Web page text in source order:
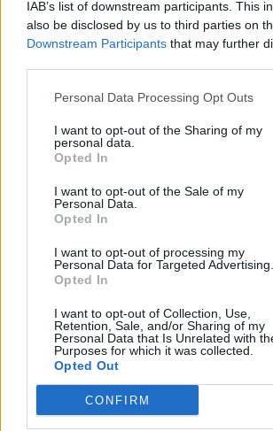
IAB’s list of downstream participants. This
also be disclosed by us to third parties on
Downstream Participants that may further
Personal Data Processing Opt Outs
I want to opt-out of the Sharing of my
personal data.
Opted In
I want to opt-out of the Sale of my
Personal Data.
Opted In
I want to opt-out of processing my
Personal Data for Targeted Advertising.
Opted In
I want to opt-out of Collection, Use,
Retention, Sale, and/or Sharing of my
Personal Data that Is Unrelated with
Purposes for which it was collected.
Opted Out
CONFIRM
Αντί να εξετάζετε κάτι στο μυαλό
μπορείτε να αρχίσετε να κάνετε τα
βήματα για να επιλύσετε την
Αποσπάστε την προσοχή σας
Αντί να κάθεστε και να σκέφτεστε
διαρκώς, προσπαθήστε ναστρέψετε
αλλού. Ο εγκέφαλός σας μπορεί
καλύτερους τρόπους για να
στο παρασκήνιο, ενώ αποσπάτε την
μια δραστηριότητα.
Κάνοντας μία άλλη δραστηριότητα,
δυνατότητα ενός διαλείμματος στον